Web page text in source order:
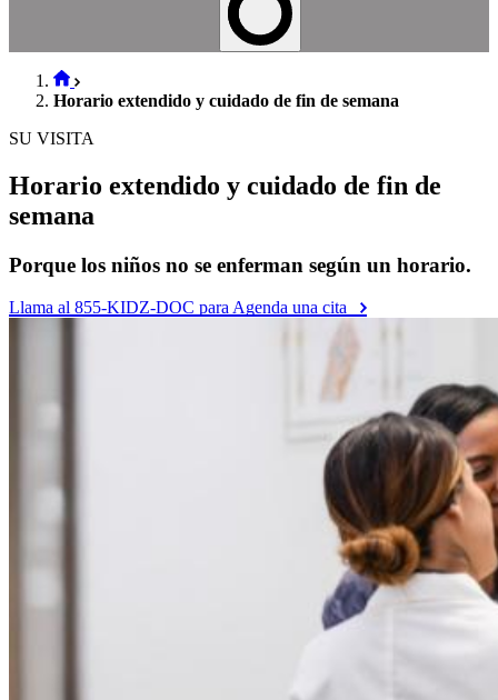
Horario extendido y cuidado de fin de semana
SU VISITA
Horario extendido y cuidado de fin de
semana
Porque los niños no se enferman según un horario.
Llama al 855-KIDZ-DOC para Agenda una cita